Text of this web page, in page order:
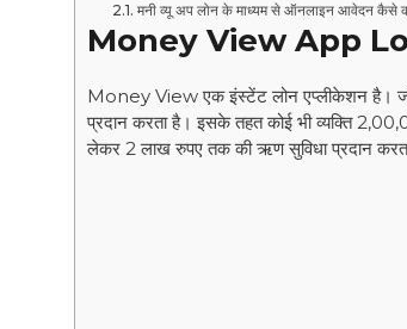
मनी व्यू अप लोन के माध्यम से ऑनलाइन आवेदन कैसे
Money View App
Money View एक इंस्टेंट लोन एप्लीकेशन है। जो
प्रदान करता है। इसके तहत कोई भी व्यक्ति
लेकर 2 लाख रुपए तक की ऋण सुविधा प्रदान